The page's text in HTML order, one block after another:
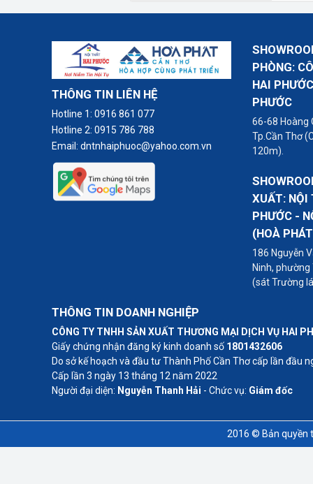
THÔNG TIN LIÊN HỆ
Hotline 1: 0916 861 077
Hotline 2: 0915 786 788
Email: dntnhaiphuoc@yahoo.com.vn
PHÒNG:
HAI
PHƯỚC
66-68 Hoàng
Tp.Cần Thơ
120m).
XUẤT: NỘI
PHƯỚC -
(HOÀ
186 Nguyễn
Ninh,
(sát Trường
THÔNG TIN DOANH NGHIỆP
CÔNG TY TNHH SẢN XUẤT THƯƠNG MẠI DỊCH VỤ HAI
Giấy chứng nhận đăng ký kinh doanh số 1801432606
Do sở kế hoạch và đầu tư Thành Phố Cần Thơ cấp lần đầu
Cấp lần 3 ngày 13 tháng 12 năm 2022
Người đại diện: Nguyễn Thanh Hải - Chức vụ: Giám đốc
2016 © Bản quyền